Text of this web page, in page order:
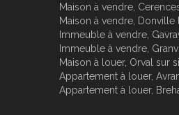
Maison à vendre,
Maison à vendre, Donville
Immeuble à vendre,
Immeuble à vendre,
Maison à louer, Orval sur
Appartement à louer,
Appartement à louer,